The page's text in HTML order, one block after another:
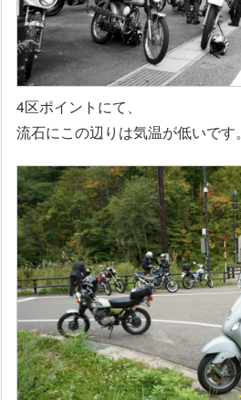
4区ポイントにて、
流石にこの辺りは気温が低いです。